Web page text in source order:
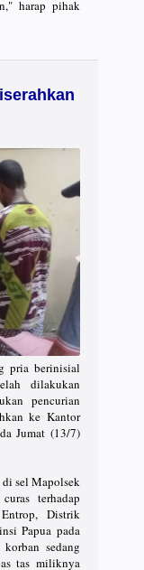
harap pihak
pria berinisial
dilakukan
pencurian
ke Kantor
Jumat (13/7)
sel Mapolsek
terhadap
Distrik
Papua pada
sedang
tas miliknya